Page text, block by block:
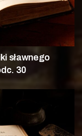
sławnego
30